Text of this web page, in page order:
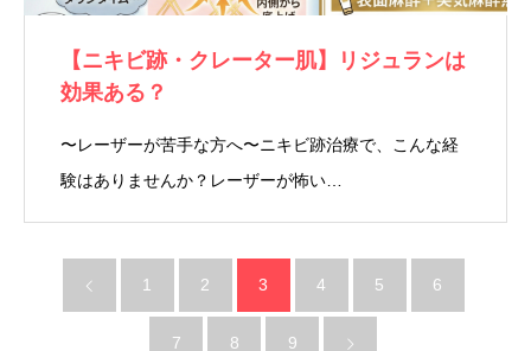
【ニキビ跡・クレーター肌】リジュランは
効果ある？
〜レーザーが苦手な方へ〜ニキビ跡治療で、こんな経
験はありませんか？レーザーが怖い…
1 2 3 4 5 6
7 8 9